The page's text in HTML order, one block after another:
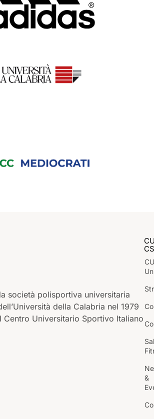
società polisportiva universitaria
della Calabria nel 1979
Centro Universitario Sportivo Italiano
CS
&